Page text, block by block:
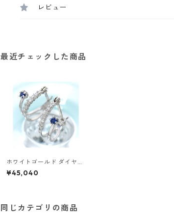
レビュー
最近チェックした商品
ホワイトゴールド ダイヤ＆
サファイアエタニティピア
ス ダイヤモンド ジュエリー
¥45,040
同じカテゴリの商品